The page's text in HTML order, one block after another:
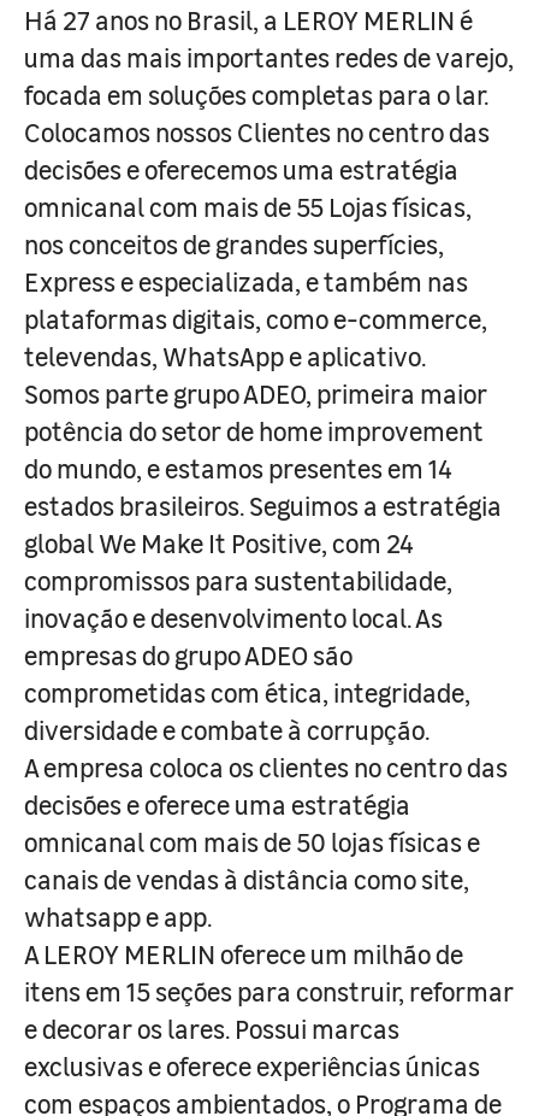
Há 27 anos no Brasil, a LEROY MERLIN é
uma das mais importantes redes de varejo,
focada em soluções completas para o lar.
Colocamos nossos Clientes no centro das
decisões e oferecemos uma estratégia
omnicanal com mais de 55 Lojas físicas,
nos conceitos de grandes superfícies,
Express e especializada, e também nas
plataformas digitais, como e-commerce,
televendas, WhatsApp e aplicativo.
Somos parte grupo ADEO, primeira maior
potência do setor de home improvement
do mundo, e estamos presentes em 14
estados brasileiros. Seguimos a estratégia
global We Make It Positive, com 24
compromissos para sustentabilidade,
inovação e desenvolvimento local. As
empresas do grupo ADEO são
comprometidas com ética, integridade,
diversidade e combate à corrupção.
A empresa coloca os clientes no centro das
decisões e oferece uma estratégia
omnicanal com mais de 50 lojas físicas e
canais de vendas à distância como site,
whatsapp e app.
A LEROY MERLIN oferece um milhão de
itens em 15 seções para construir, reformar
e decorar os lares. Possui marcas
exclusivas e oferece experiências únicas
com espaços ambientados, o Programa de